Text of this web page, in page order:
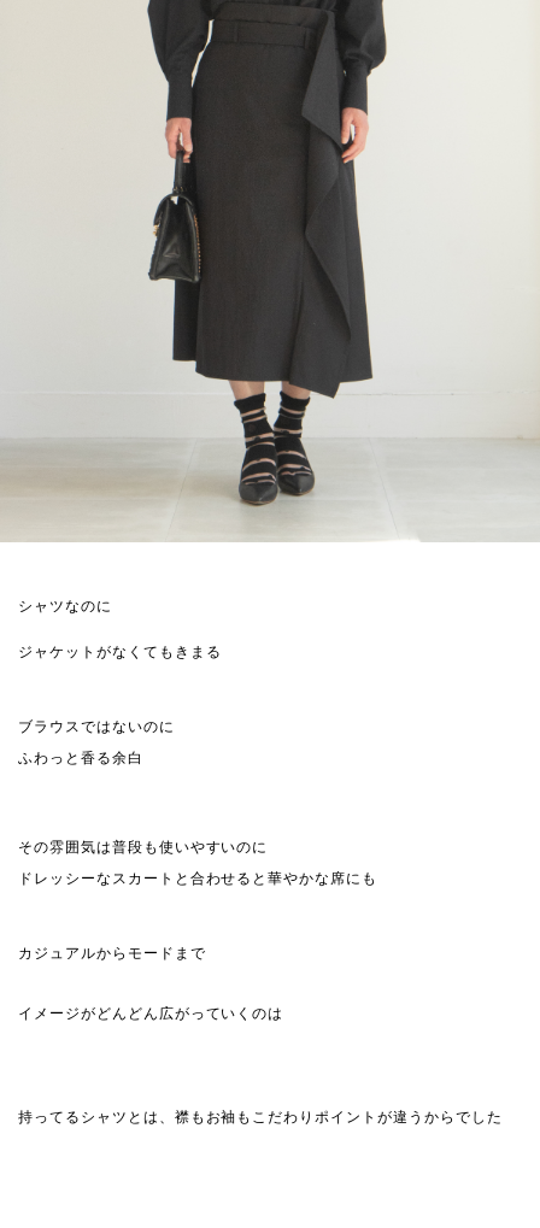
シャツなのに
ジャケットがなくてもきまる
ブラウスではないのに
ふわっと香る余白
その雰囲気は普段も使いやすいのに
ドレッシーなスカートと合わせると華やかな席にも
カジュアルからモードまで
イメージがどんどん広がっていくのは
持ってるシャツとは、襟もお袖もこだわりポイントが違うからでした